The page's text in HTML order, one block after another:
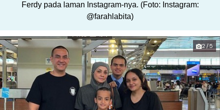
Ferdy pada laman Instagram-nya. (Foto: Instagram:
@farahlabita)
2/5